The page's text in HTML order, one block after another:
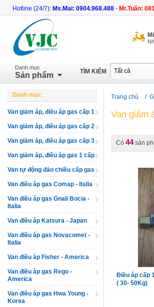
Hotline (24/7): Ms.Mai: 0904.968.488 - Mr.Tuấn:
TÌM KIẾM
Danh mục
Sản phẩm
Danh mục
Van giảm áp, điều áp gas cấp 1
Van giảm áp, điều áp gas cấp 2
Van giảm áp, điều áp gas cấp 3
Van giảm áp, điều áp gas 1 cấp
Van tự động đảo chiều cấp gas
Van điều áp gas Comap - Italia
Van điều áp gas Gnali Bocia -
Italia
Van điều áp Katsura - Japan
Van điều áp gas Novacomet -
Italia
Van điều áp Fisher - America
Van điều áp gas Rego -
America
Van điều áp gas Hwa Young -
Korea
Trang chủ /
Van giảm
Có 44 sản
Điều áp cấp
( 30- 50Kg)